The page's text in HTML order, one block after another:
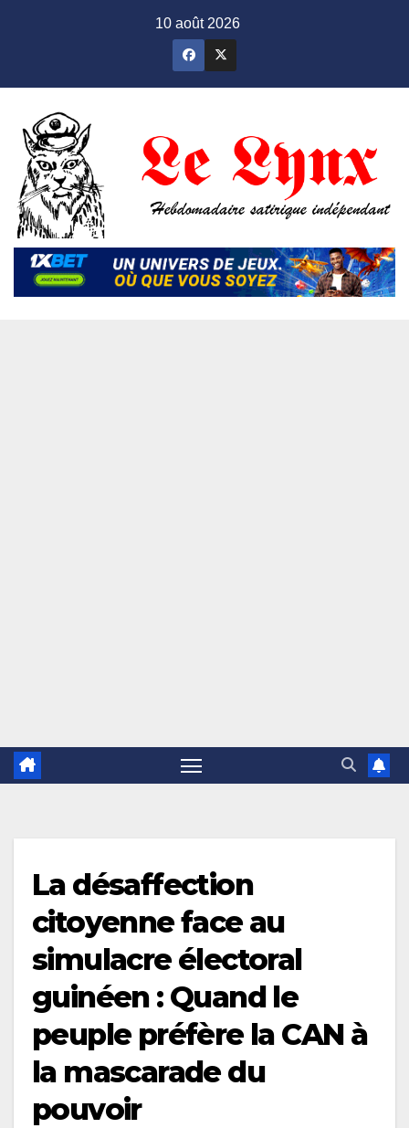
10 août 2026
La désaffection
citoyenne face au
simulacre électoral
guinéen : Quand le
peuple préfère la CAN à
la mascarade du
pouvoir